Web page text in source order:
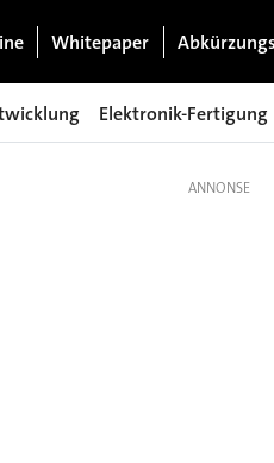
Whitepaper
Elektronik-Fertigung